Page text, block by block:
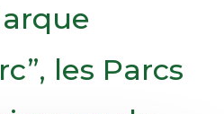
les Parcs